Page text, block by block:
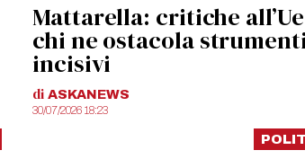
Mattarella: critiche
chi ne ostacola
incisivi
di ASKANEWS
30/07/2026 18:23